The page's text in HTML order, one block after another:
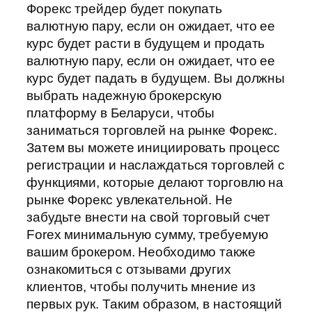
Форекс трейдер будет покупать
валютную пару, если он ожидает, что ее
курс будет расти в будущем и продать
валютную пару, если он ожидает, что ее
курс будет падать в будущем. Вы должны
выбрать надежную брокерскую
платформу в Беларуси, чтобы
заниматься торговлей на рынке Форекс.
Затем вы можете инициировать процесс
регистрации и наслаждаться торговлей с
функциями, которые делают торговлю на
рынке Форекс увлекательной. Не
забудьте внести на свой торговый счет
Forex минимальную сумму, требуемую
вашим брокером. Необходимо также
ознакомиться с отзывами других
клиентов, чтобы получить мнение из
первых рук. Таким образом, в настоящий